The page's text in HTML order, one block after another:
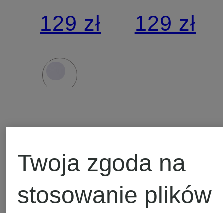
CLUB
129 zł
VAPOR
ELITE
129 zł
Twoja zgoda na
stosowanie plików